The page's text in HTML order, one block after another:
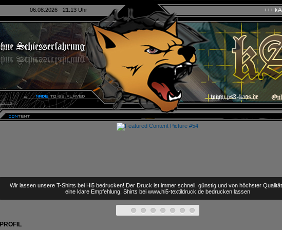
06.08.2026 - 21:13 Uhr +++ kAo$ PS4/5
Wir lassen unsere T-Shirts bei Hi5 bedrucken! Der Druck ist immer schnell, günstig und von höchster
eine klare Empfehlung, Shirts bei www.hi5-textildruck.de bedrucken lassen
PROFIL